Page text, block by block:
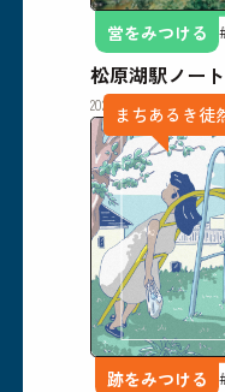
営をみつける
松原湖駅ノー
2026.08.06 りかどの
まちあるき徒
跡をみつける